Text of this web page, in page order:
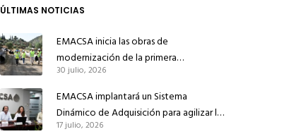
ÚLTIMAS NOTICIAS
EMACSA inicia las obras de
modernización de la primera
conducción de abastecimiento para
reforzar el suministro de agua de
Córdoba
30 julio, 2026
EMACSA implantará un Sistema
Dinámico de Adquisición para agilizar la
contratación de obras en sus redes e
17 julio, 2026